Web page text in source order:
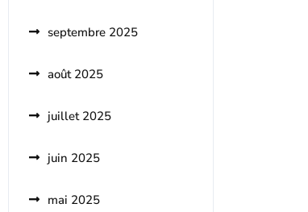
septembre 2025
août 2025
juillet 2025
juin 2025
mai 2025